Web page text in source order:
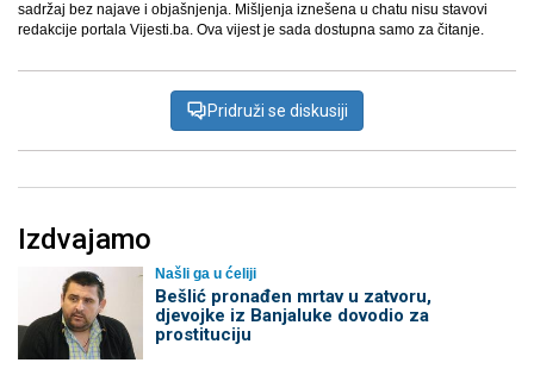
sadržaj bez najave i objašnjenja. Mišljenja iznešena u chatu nisu stavovi
redakcije portala Vijesti.ba. Ova vijest je sada dostupna samo za čitanje.
Pridruži se diskusiji
Izdvajamo
Našli ga u ćeliji
Bešlić pronađen mrtav u zatvoru,
djevojke iz Banjaluke dovodio za
prostituciju